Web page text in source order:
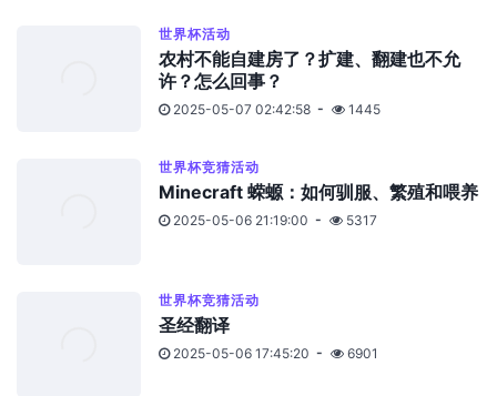
世界杯活动
农村不能自建房了？扩建、翻建也不允
许？怎么回事？
2025-05-07 02:42:58 1445
世界杯竞猜活动
Minecraft 蝾螈：如何驯服、繁殖和喂养
2025-05-06 21:19:00 5317
世界杯竞猜活动
圣经翻译
2025-05-06 17:45:20 6901